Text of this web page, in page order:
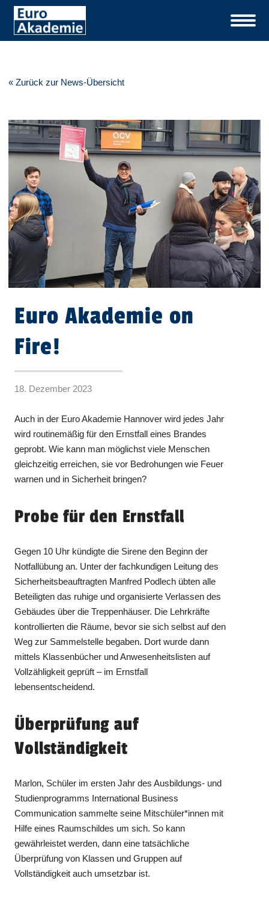
« Zurück zur News-Übersicht
Euro Akademie on
Fire!
18. Dezember 2023
Auch in der Euro Akademie Hannover wird jedes Jahr
wird routinemäßig für den Ernstfall eines Brandes
geprobt. Wie kann man möglichst viele Menschen
gleichzeitig erreichen, sie vor Bedrohungen wie Feuer
warnen und in Sicherheit bringen?
Probe für den Ernstfall
Gegen 10 Uhr kündigte die Sirene den Beginn der
Notfallübung an. Unter der fachkundigen Leitung des
Sicherheitsbeauftragten Manfred Podlech übten alle
Beteiligten das ruhige und organisierte Verlassen des
Gebäudes über die Treppenhäuser. Die Lehrkräfte
kontrollierten die Räume, bevor sie sich selbst auf den
Weg zur Sammelstelle begaben. Dort wurde dann
mittels Klassenbücher und Anwesenheitslisten auf
Vollzähligkeit geprüft – im Ernstfall
lebensentscheidend.
Überprüfung auf
Vollständigkeit
Marlon, Schüler im ersten Jahr des Ausbildungs- und
Studienprogramms International Business
Communication sammelte seine Mitschüler*innen mit
Hilfe eines Raumschildes um sich. So kann
gewährleistet werden, dann eine tatsächliche
Überprüfung von Klassen und Gruppen auf
Vollständigkeit auch umsetzbar ist.